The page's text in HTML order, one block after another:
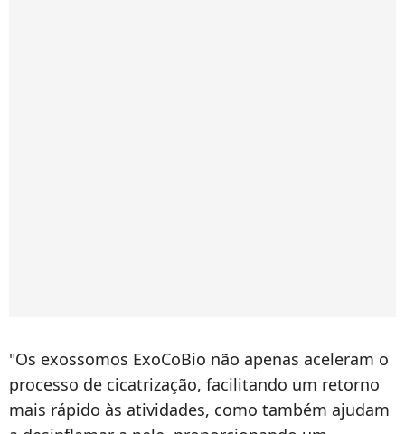
"Os exossomos ExoCoBio não apenas aceleram o
processo de cicatrização, facilitando um retorno
mais rápido às atividades, como também ajudam